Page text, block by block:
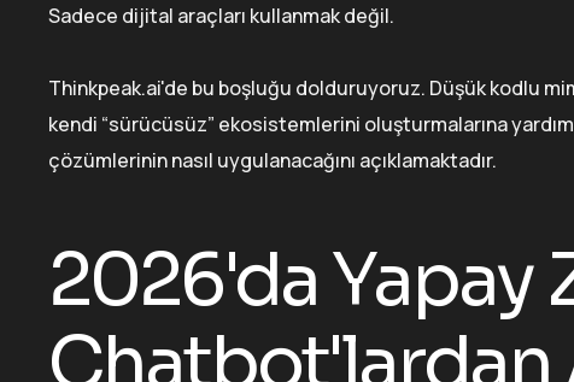
Sadece dijital araçları kullanmak değil.
Thinkpeak.ai'de bu boşluğu dolduruyoruz. Düşük kodlu
kendi “sürücüsüz” ekosistemlerini oluşturmalarına
çözümlerinin nasıl uygulanacağını açıklamaktadır.
2026'da Yapay
Chatbot'lardan